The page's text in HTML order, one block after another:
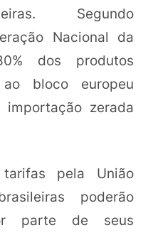
Segundo
Nacional da
dos produtos
bloco europeu
zerada
pela União
poderão
parte de seus